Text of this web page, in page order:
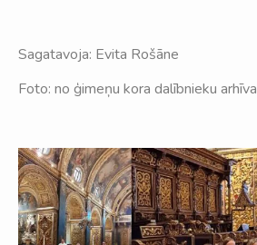
Sagatavoja: Evita Rošāne
Foto: no ģimeņu kora dalībnieku arhīva